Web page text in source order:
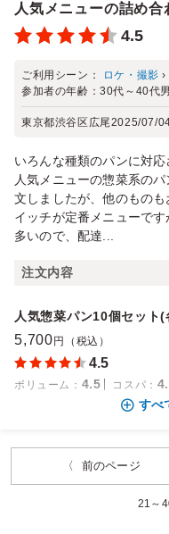
人気メニューの詰め合
4.5
ご利用シーン： ロケ・撮影 ›
参加者の年齢：30代～40代
東京都渋谷区広尾2025/07/
いろんな種類のパンに対応
人気メニューの惣菜系の
文しましたが、他のもの
イッチが定番メニューで
多いので、配達...
注文内容
人気惣菜パン10個セット
5,700 円（税込）
4.5
ボリューム ： 4.5 コスパ ：
すべ
〈 前のページ
21～